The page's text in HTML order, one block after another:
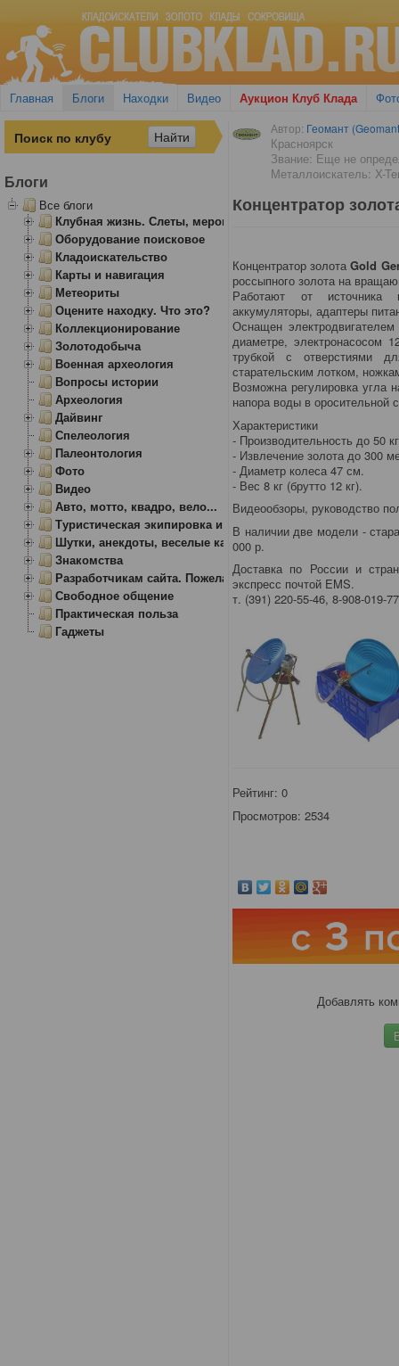
Главная Блоги Находки Видео Аукцион Клуб Клада
Автор: Геомант
Красноярск
Звание: Еще не
Металлоискатель: X-
Концентратор
Концентратор золотаGold
россыпного золота на
Работают от источника
аккумуляторы, адаптеры
Оснащен
диаметре, электронасосом
трубкой с отверстиями
старательским лотком,
Возможна регулировка угла
напора воды в оросительной
Характеристики
- Производительность до 50
- Извлечение золота до 300
- Диаметр колеса 47 см.
- Вес 8 кг (брутто 12 кг).
Видеообзоры, руководство
В наличии две модели -
000 р.
Доставка по России и
экспресс почтой EMS.
т. (391) 220-55-46, 8-908-019-
Рейтинг:0
Просмотров: 2534
Добавлять
Блоги
Все блоги
Клубная жизнь. Слеты, мероприятия
Оборудование поисковое
Кладоискательство
Карты и навигация
Метеориты
Оцените находку. Что это?
Коллекционирование
Золотодобыча
Военная археология
Вопросы истории
Археология
Дайвинг
Спелеология
Палеонтология
Фото
Видео
Авто, мотто, квадро, вело...
Туристическая экипировка и снаряжение
Шутки, анекдоты, веселые картинки
Знакомства
Разработчикам сайта. Пожелания, замечания.
Свободное общение
Практическая польза
Гаджеты